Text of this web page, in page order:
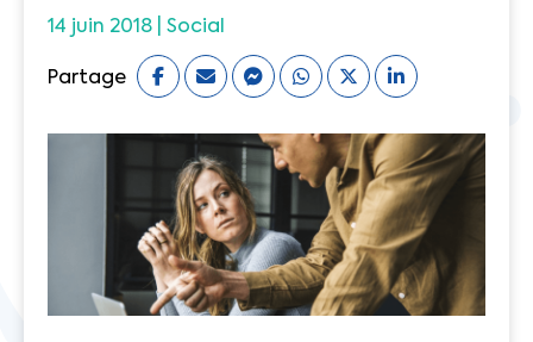
14 juin 2018 | Social
Partage